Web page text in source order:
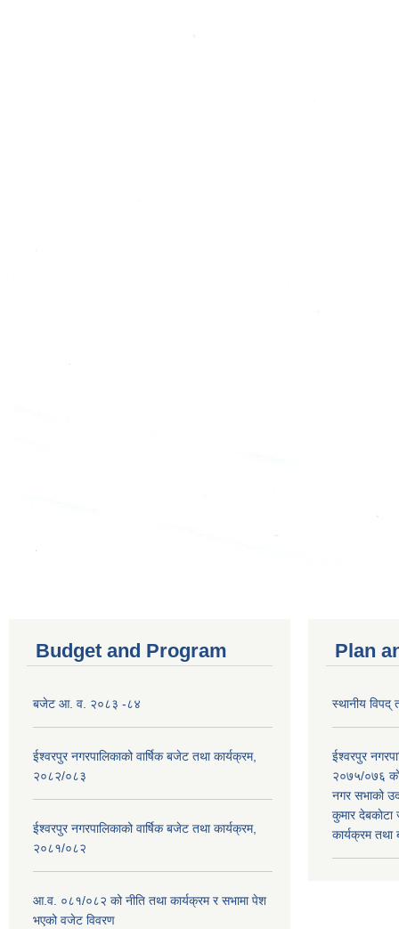
Budget and Program
बजेट आ. व. २०८३ -८४
ईश्वरपुर नगरपालिकाको वार्षिक बजेट तथा कार्यक्रम,
२०८२/०८३
ईश्वरपुर नगरपालिकाको वार्षिक बजेट तथा कार्यक्रम,
२०८१/०८२
आ.व. ०८१/०८२ को नीति तथा कार्यक्रम र सभामा पेश
भएको वजेट विवरण
Plan
स्थानीय विपद्
ईश्वरपुर
२०७५/०७६ काे
नगर सभाको
कुमार देबकाेटा
कार्यक्रम